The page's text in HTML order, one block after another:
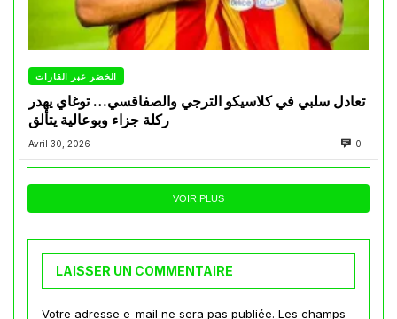
الخضر عبر القارات
تعادل سلبي في كلاسيكو الترجي والصفاقسي… توغاي يهدر
ركلة جزاء وبوعالية يتألق
Avril 30, 2026 0
VOIR PLUS
LAISSER UN COMMENTAIRE
Votre adresse e-mail ne sera pas publiée. Les champs